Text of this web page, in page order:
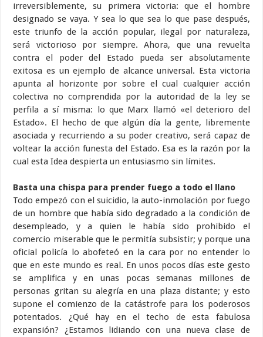
irreversiblemente, su primera victoria: que el hombre
designado se vaya. Y sea lo que sea lo que pase después,
este triunfo de la acción popular, ilegal por naturaleza,
será victorioso por siempre. Ahora, que una revuelta
contra el poder del Estado pueda ser absolutamente
exitosa es un ejemplo de alcance universal. Esta victoria
apunta al horizonte por sobre el cual cualquier acción
colectiva no comprendida por la autoridad de la ley se
perfila a sí misma: lo que Marx llamó «el deterioro del
Estado». El hecho de que algún día la gente, libremente
asociada y recurriendo a su poder creativo, será capaz de
voltear la acción funesta del Estado. Esa es la razón por la
cual esta Idea despierta un entusiasmo sin límites.
Basta una chispa para prender fuego a todo el llano
Todo empezó con el suicidio, la auto-inmolación por fuego
de un hombre que había sido degradado a la condición de
desempleado, y a quien le había sido prohibido el
comercio miserable que le permitía subsistir; y porque una
oficial policía lo abofeteó en la cara por no entender lo
que en este mundo es real. En unos pocos días este gesto
se amplifica y en unas pocas semanas millones de
personas gritan su alegría en una plaza distante; y esto
supone el comienzo de la catástrofe para los poderosos
potentados. ¿Qué hay en el techo de esta fabulosa
expansión? ¿Estamos lidiando con una nueva clase de